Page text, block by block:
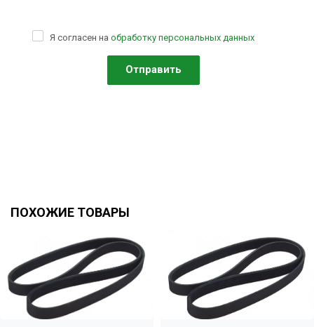
Я согласен на обработку персональных данных
ПОХОЖИЕ ТОВАРЫ